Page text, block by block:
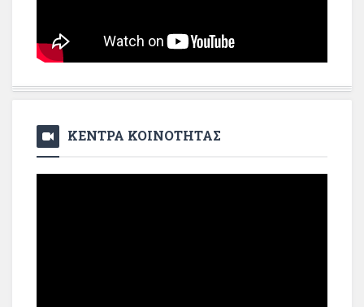
ΚΕΝΤΡΑ ΚΟΙΝΟΤΗΤΑΣ